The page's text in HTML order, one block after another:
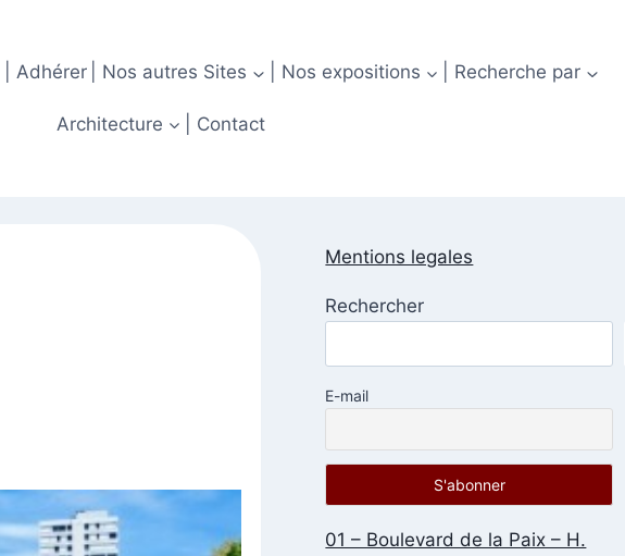
| Adhérer | Nos autres Sites | Nos expositions | Recherche par
Architecture | Contact
Mentions legales
Rechercher
E-mail
01 – Boulevard de la Paix – H.